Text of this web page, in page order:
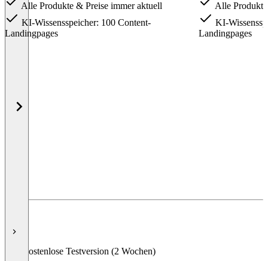
Alle Produkte & Preise immer aktuell
KI-Wissensspeicher: 100 Content-
Landingpages
Alle
KI-
Landingpages
Kostenlose Testversion (2 Wochen)